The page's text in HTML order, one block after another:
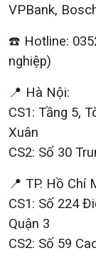
VPBank,
☎️ Hotline:
nghiệp)
📍 Hà Nội:
CS1: Tầng 5,
Xuân
CS2: Số 30
📍 TP. Hồ Chí
CS1: Số 224
Quận 3
CS2: Số 59